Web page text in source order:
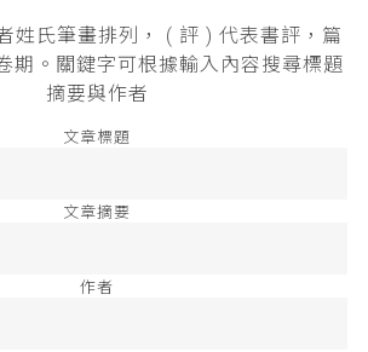
姓氏筆畫排列， ( 評 ) 代表書評，篇
期。關鍵字可根據輸入內容搜尋標題
摘要與作者
文章標題
文章摘要
作者